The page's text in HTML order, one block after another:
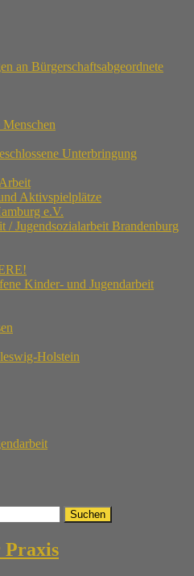
an Bürgerschaftsabgeordnete
Unterbringung
Aktivspielplätze
e.V.
/ Jugendsozialarbeit Brandenburg
Kinder- und Jugendarbeit
Holstein
Praxis